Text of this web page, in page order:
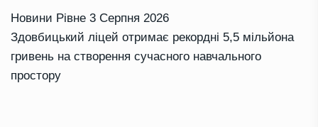
Новини Рівне 3 Серпня 2026
Здовбицький ліцей отримає рекордні 5,5 мільйона
гривень на створення сучасного навчального
простору